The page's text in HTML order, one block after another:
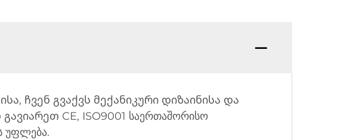
ჩვენ გვაქვს მექანიკური დიზაინისა და
CE, ISO9001 საერთაშორისო
უფლება.